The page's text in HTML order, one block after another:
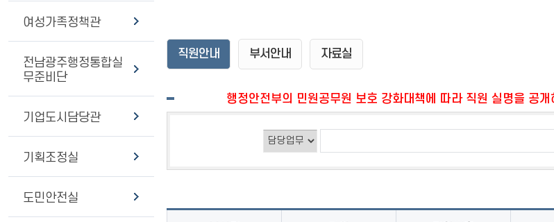
여성가족정책관
전남광주행정통합실
무준비단
기업도시담당관
기획조정실
도민안전실
직원안내 부서안내 자료실
행정안전부의 민원공무원 보호 강화대책에 따라 직원 실명을 공